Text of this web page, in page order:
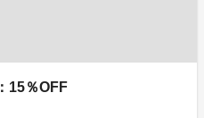
15％OFF